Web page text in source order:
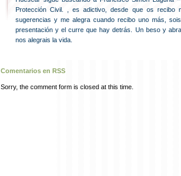
Protección Civil. , es adictivo, desde que os recibo
sugerencias y me alegra cuando recibo uno más,
presentación y el curre que hay detrás. Un beso y
nos alegrais la vida.
Comentarios en RSS
Sorry, the comment form is closed at this time.